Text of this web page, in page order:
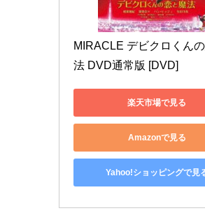
MIRACLE デビクロくん
法 DVD通常版 [DVD]
楽天市場で見る
Amazonで見る
Yahoo!ショッピングで見